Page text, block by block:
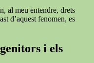
al meu entendre, drets
d’aquest fenomen, es
i els